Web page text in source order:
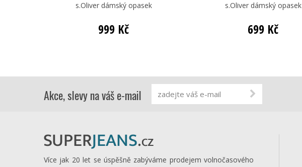
s.Oliver dámský opasek
999 Kč
s.Oliver dámský opasek
699 Kč
Akce, slevy na váš e-mail
Více jak 20 let se úspěšně zabýváme prodejem volnočasového